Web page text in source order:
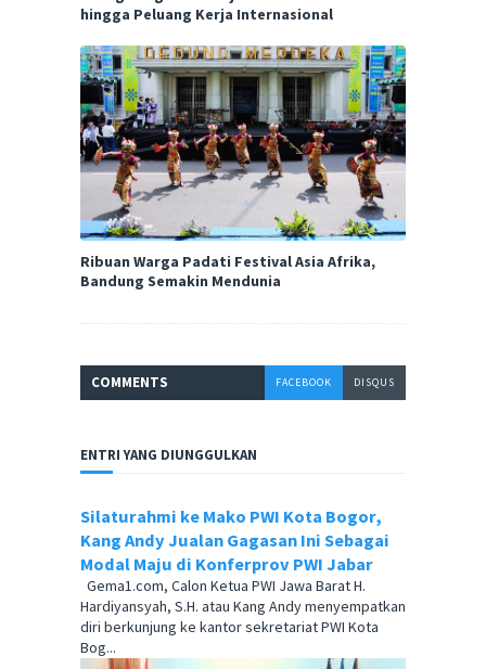
hingga Peluang Kerja Internasional
Ribuan Warga Padati Festival Asia Afrika,
Bandung Semakin Mendunia
COMMENTS FACEBOOK DISQUS
ENTRI YANG DIUNGGULKAN
Silaturahmi ke Mako PWI Kota Bogor,
Kang Andy Jualan Gagasan Ini Sebagai
Modal Maju di Konferprov PWI Jabar
Gema1.com, Calon Ketua PWI Jawa Barat H.
Hardiyansyah, S.H. atau Kang Andy menyempatkan
diri berkunjung ke kantor sekretariat PWI Kota
Bog...